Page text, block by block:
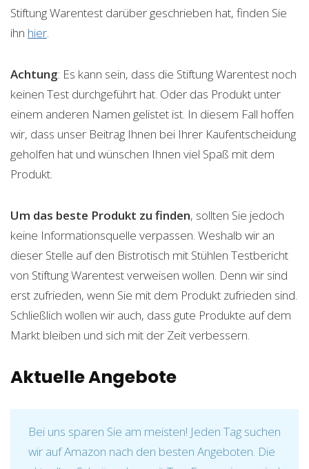
Stiftung Warentest darüber geschrieben hat, finden Sie
ihn hier.
Achtung: Es kann sein, dass die Stiftung Warentest noch
keinen Test durchgeführt hat. Oder das Produkt unter
einem anderen Namen gelistet ist. In diesem Fall hoffen
wir, dass unser Beitrag Ihnen bei Ihrer Kaufentscheidung
geholfen hat und wünschen Ihnen viel Spaß mit dem
Produkt.
Um das beste Produkt zu finden, sollten Sie jedoch
keine Informationsquelle verpassen. Weshalb wir an
dieser Stelle auf den Bistrotisch mit Stühlen Testbericht
von Stiftung Warentest verweisen wollen. Denn wir sind
erst zufrieden, wenn Sie mit dem Produkt zufrieden sind.
Schließlich wollen wir auch, dass gute Produkte auf dem
Markt bleiben und sich mit der Zeit verbessern.
Aktuelle Angebote
Bei uns sparen Sie am meisten! Jeden Tag suchen
wir auf Amazon nach den besten Angeboten. Die